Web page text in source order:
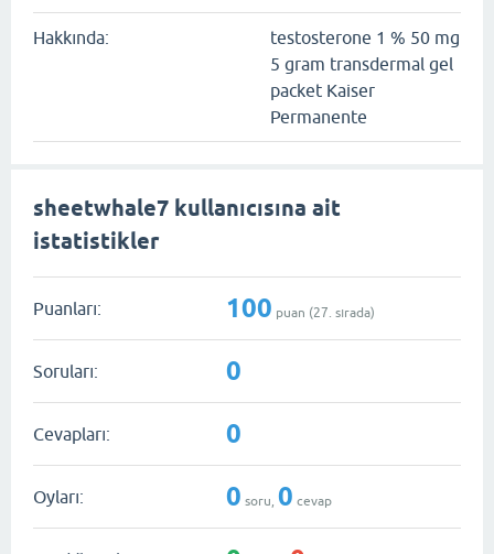
Hakkında:
testosterone 1 % 50 mg
5 gram transdermal gel
packet Kaiser
Permanente
sheetwhale7 kullanıcısına ait
istatistikler
Puanları: 100 puan (27 . sırada)
Soruları: 0
Cevapları: 0
Oyları: 0 soru, 0 cevap